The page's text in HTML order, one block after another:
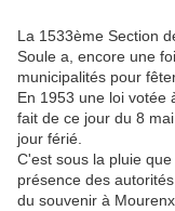
La 1533ème Section
Soule a, encore une
municipalités pour
En 1953 une loi votée
fait de ce jour du 8
jour férié.
C'est sous la pluie
présence des
du souvenir à